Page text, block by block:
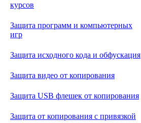
курсов
Защита программ и компьютерных
игр
Защита исходного кода и обфускация
Защита видео от копирования
Защита USB флешек от копирования
Защита от копирования с привязкой